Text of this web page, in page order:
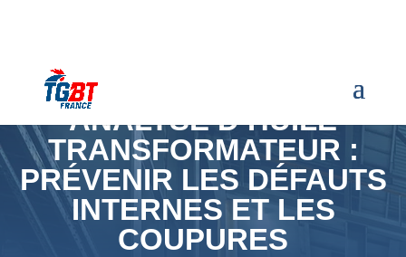
ANALYSE D’HUILE
TRANSFORMATEUR :
PRÉVENIR LES DÉFAUTS
INTERNES ET LES
COUPURES